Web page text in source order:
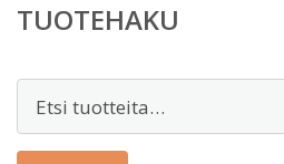
TUOTEHAKU